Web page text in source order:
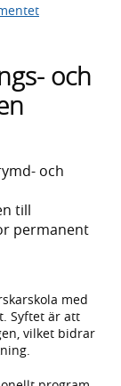
och
och
till
permanent
med
Syftet är att
vilket bidrar